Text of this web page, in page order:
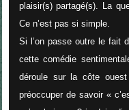
plaisir(s) partagé(s). La
Ce n’est pas si simple.
Si l’on passe outre le fait
cette comédie
déroule sur la côte
préoccuper de savoir «